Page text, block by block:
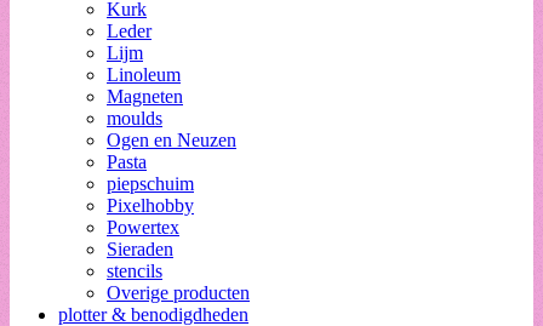
Kurk
Leder
Lijm
Linoleum
Magneten
moulds
Ogen en Neuzen
Pasta
piepschuim
Pixelhobby
Powertex
Sieraden
stencils
Overige producten
plotter & benodigdheden